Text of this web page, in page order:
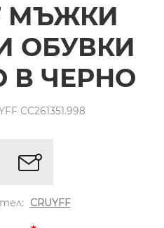
МЪЖКИ
ОБУВКИ
В ЧЕРНО
CC261351.998
CRUYFF